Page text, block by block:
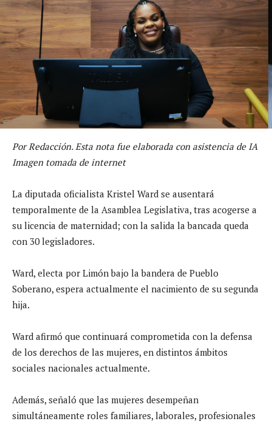
Por Redacción. Esta nota fue elaborada con asistencia de IA
Imagen tomada de internet
La diputada oficialista Kristel Ward se ausentará
temporalmente de la Asamblea Legislativa, tras acogerse a
su licencia de maternidad; con la salida la bancada queda
con 30 legisladores.
Ward, electa por Limón bajo la bandera de Pueblo
Soberano, espera actualmente el nacimiento de su segunda
hija.
Ward afirmó que continuará comprometida con la defensa
de los derechos de las mujeres, en distintos ámbitos
sociales nacionales actualmente.
Además, señaló que las mujeres desempeñan
simultáneamente roles familiares, laborales, profesionales